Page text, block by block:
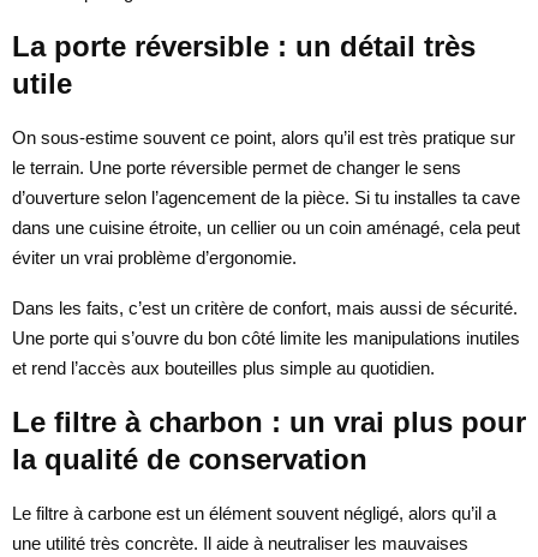
La porte réversible : un détail très
utile
On sous-estime souvent ce point, alors qu’il est très pratique sur
le terrain. Une porte réversible permet de changer le sens
d’ouverture selon l’agencement de la pièce. Si tu installes ta cave
dans une cuisine étroite, un cellier ou un coin aménagé, cela peut
éviter un vrai problème d’ergonomie.
Dans les faits, c’est un critère de confort, mais aussi de sécurité.
Une porte qui s’ouvre du bon côté limite les manipulations inutiles
et rend l’accès aux bouteilles plus simple au quotidien.
Le filtre à charbon : un vrai plus pour
la qualité de conservation
Le filtre à carbone est un élément souvent négligé, alors qu’il a
une utilité très concrète. Il aide à neutraliser les mauvaises